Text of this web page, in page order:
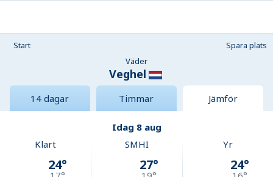
Start
Spara plats
Väder
Veghel
14 dagar Timmar Jämför
Idag 8 aug
Klart
24°
SMHI
27°
Yr
24°